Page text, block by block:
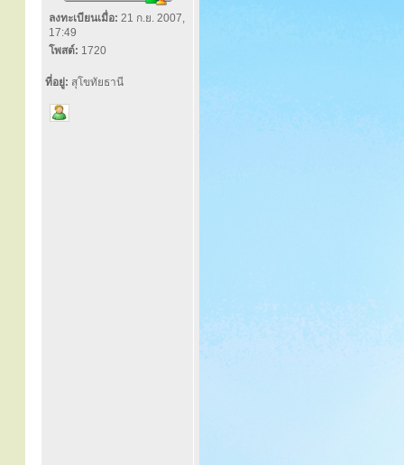
ลงทะเบียนเมื่อ: 21 ก.ย. 2007,
17:49
โพสต์: 1720
ที่อยู่: สุโขทัยธานี